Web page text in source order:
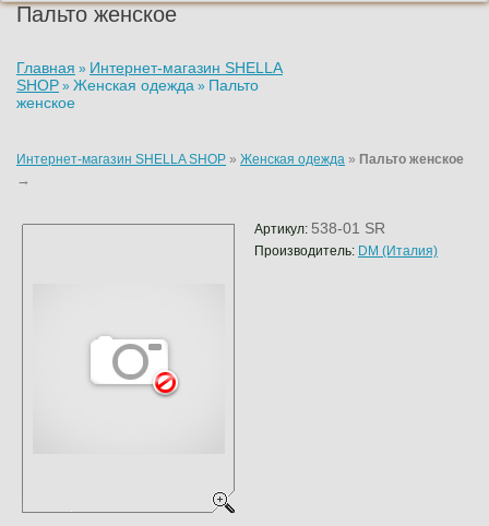
Пальто женское
Главная » Интернет-магазин SHELLA
SHOP » Женская одежда » Пальто
женское
Интернет-магазин SHELLA SHOP » Женская одежда » Пальто женское
→
Артикул: 538-01 SR
Производитель: DM (Италия)